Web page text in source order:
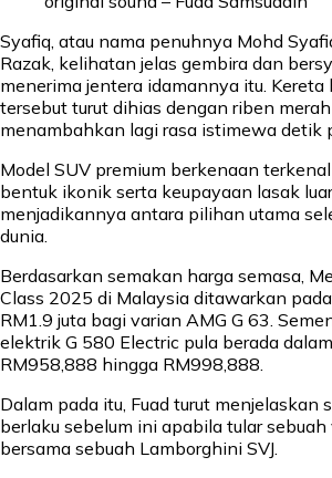
Syafiq, atau nama penuhnya Mohd
Razak, kelihatan jelas gembira dan
menerima jentera idamannya itu.
tersebut turut dihias dengan riben merah
menambahkan lagi rasa istimewa detik
Model SUV premium berkenaan
bentuk ikonik serta keupayaan lasak
menjadikannya antara pilihan utama
dunia.
Berdasarkan semakan harga semasa,
Class 2025 di Malaysia ditawarkan
RM1.9 juta bagi varian AMG G 63.
elektrik G 580 Electric pula berada
RM958,888 hingga RM998,888.
Dalam pada itu, Fuad turut menjelaskan
berlaku sebelum ini apabila tular
bersama sebuah Lamborghini SVJ.